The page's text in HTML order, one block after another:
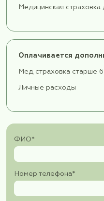
Побываем в
тем, что в ней
вдоль восточной
Вечером мы
Стамбул.
Трансфер в отель.